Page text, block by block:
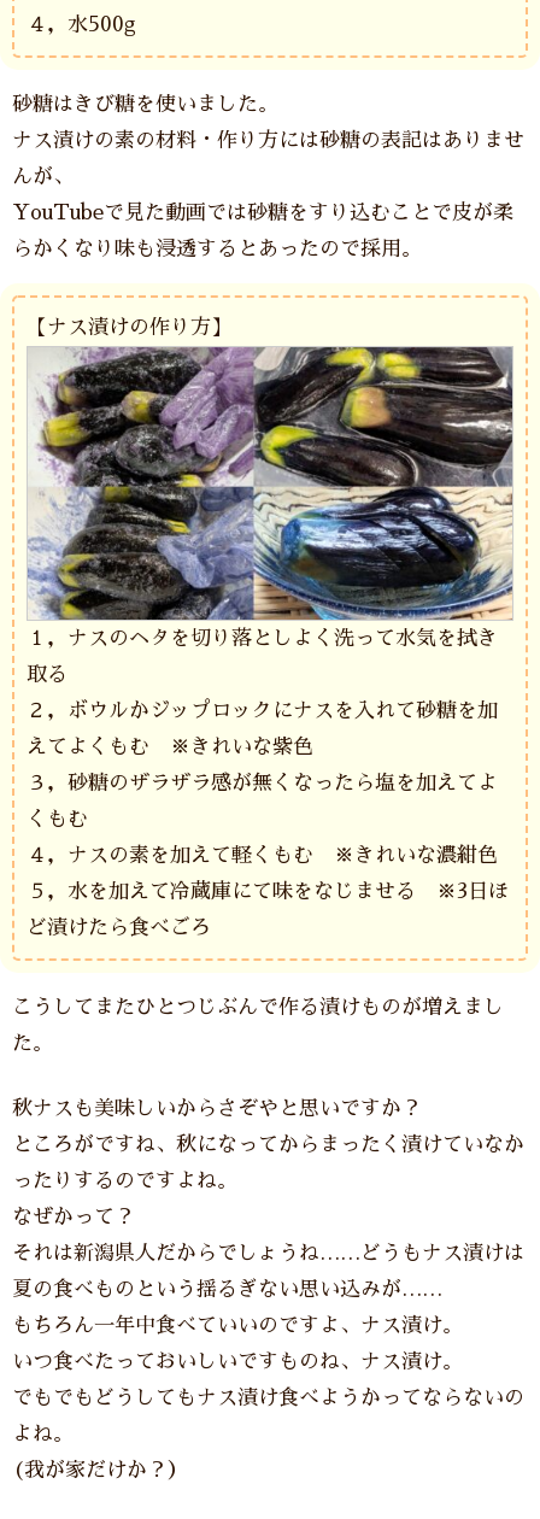
４，水500g
砂糖はきび糖を使いました。
ナス漬けの素の材料・作り方には砂糖の表記はありませ
んが、
YouTubeで見た動画では砂糖をすり込むことで皮が柔
らかくなり味も浸透するとあったので採用。
【ナス漬けの作り方】
１，ナスのヘタを切り落としよく洗って水気を拭き
取る
２，ボウルかジップロックにナスを入れて砂糖を加
えてよくもむ ※きれいな紫色
３，砂糖のザラザラ感が無くなったら塩を加えてよ
くもむ
４，ナスの素を加えて軽くもむ ※きれいな濃紺色
５，水を加えて冷蔵庫にて味をなじませる ※3日ほ
ど漬けたら食べごろ
こうしてまたひとつじぶんで作る漬けものが増えまし
た。
秋ナスも美味しいからさぞやと思いですか？
ところがですね、秋になってからまったく漬けていなか
ったりするのですよね。
なぜかって？
それは新潟県人だからでしょうね……どうもナス漬けは
夏の食べものという揺るぎない思い込みが……
もちろん一年中食べていいのですよ、ナス漬け。
いつ食べたっておいしいですものね、ナス漬け。
でもでもどうしてもナス漬け食べようかってならないの
よね。
(我が家だけか？）